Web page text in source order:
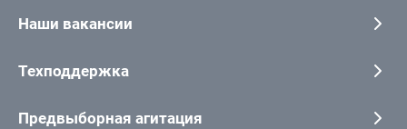
Наши вакансии
Техподдержка
Предвыборная агитация